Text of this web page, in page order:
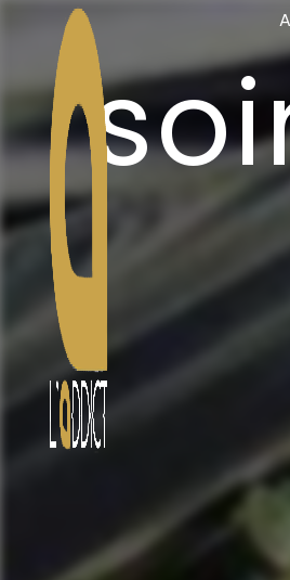
Panneau de gestion des cookies